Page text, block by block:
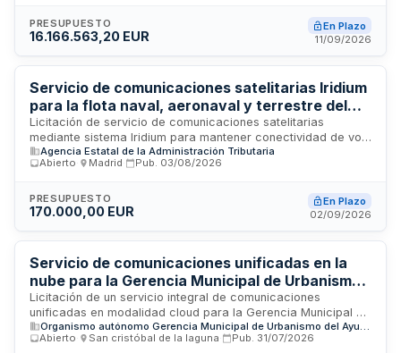
operación y mantenimiento de infraestructuras de red,
equipamiento hardware y software, así como todas las
necesarias para garantizar continuidad operativa alineada
con la evolución tecnológica del ecosistema educativo.
PRESUPUESTO
16.166.563,20 EUR
En Plazo
11/09/2026
Servicio de comunicaciones satelitarias Iridium
para la flota naval, aeronaval y terrestre del
Departamento de Aduanas e II.EE. de la AEAT
Licitación de servicio de comunicaciones satelitarias
mediante sistema Iridium para mantener conectividad de voz,
mensajería y datos en la flota marítima, helicópteros y
equipos terrestres del Departamento de Aduanas e II.EE. de
imprescindible para garantizar comunicaciones seguras y
ágiles entre medios navales y terrestres en operaciones de
géneros prohibidos.
Agencia Estatal de la Administración Tributaria
Abierto
Madrid Pub. 03/08/2026
PRESUPUESTO
170.000,00 EUR
En Plazo
02/09/2026
Servicio de comunicaciones unificadas en la
nube para la Gerencia Municipal de Urbanismo
de La Laguna
Licitación de un servicio integral de comunicaciones
unificadas en modalidad cloud para la Gerencia Municipal de
Urbanismo de La Laguna. El contrato comprende centralita
virtual en la nube con telefonía IP, servicio de telefonía móvil
Organismo autónomo Gerencia Municipal de Urbanismo del Ayuntamiento de San Cristóbal de la Laguna
Abierto
San cristóbal de la laguna Pub. 31/07/2026